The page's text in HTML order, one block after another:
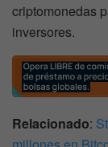
criptomonedas
inversores.
Relacionado: